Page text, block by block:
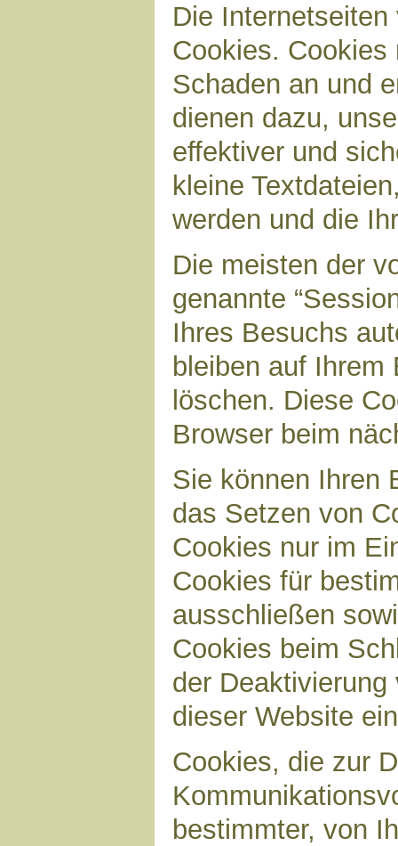
Die
Cookies.
Schaden an und
dienen dazu,
effektiver und
kleine
werden und die
Die meisten der
genannte
Ihres Besuchs
bleiben auf
löschen. Diese
Browser beim
Sie können Ihren
das Setzen von
Cookies nur im
Cookies für
ausschließen
Cookies beim
der
dieser Website
Cookies, die zur
bestimmter, von